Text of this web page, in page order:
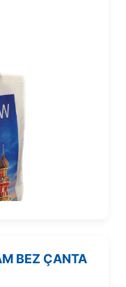
BEZ ÇANTA